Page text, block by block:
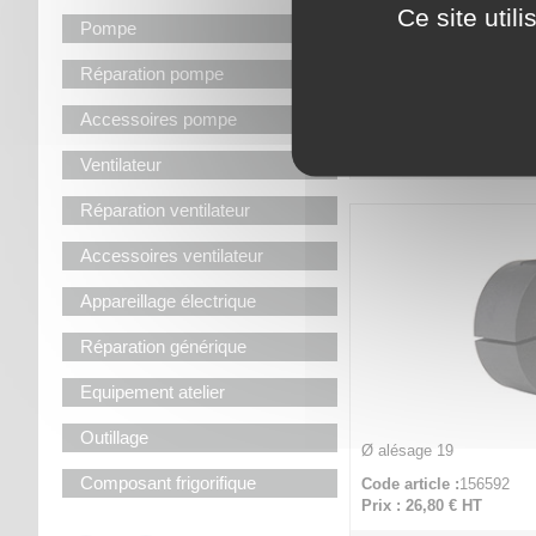
Pompe
Réparation pompe
Accessoires pompe
Ventilateur
Réparation ventilateur
Accessoires ventilateur
Appareillage électrique
Réparation générique
Equipement atelier
Outillage
Composant frigorifique
Douille pour A5 /
Ø alésage 19
Code article :156592
Prix : 26,80 € HT
Ce site